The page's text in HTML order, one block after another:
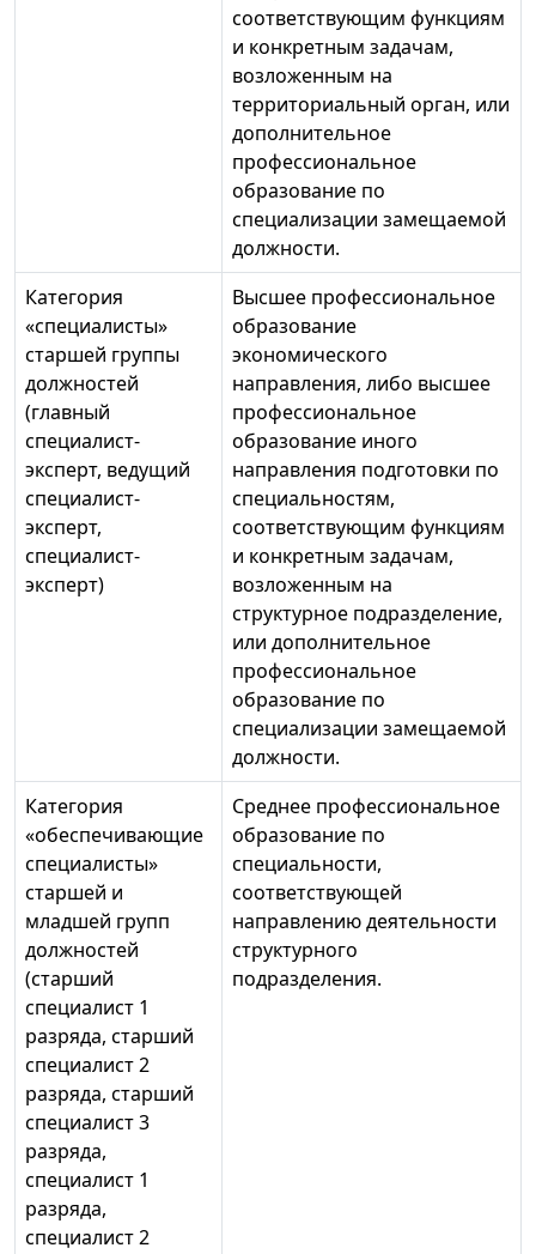
соответствующим функциям
и конкретным задачам,
возложенным на
территориальный орган, или
дополнительное
профессиональное
образование по
специализации замещаемой
должности.
Категория
«специалисты»
старшей группы
должностей
(главный
специалист-
эксперт, ведущий
специалист-
эксперт,
специалист-
эксперт)
Высшее профессиональное
образование
экономического
направления, либо высшее
профессиональное
образование иного
направления подготовки по
специальностям,
соответствующим функциям
и конкретным задачам,
возложенным на
структурное подразделение,
или дополнительное
профессиональное
образование по
специализации замещаемой
должности.
Категория
«обеспечивающие
специалисты»
старшей и
младшей групп
должностей
(старший
специалист 1
разряда, старший
специалист 2
разряда, старший
специалист 3
разряда,
специалист 1
разряда,
специалист 2
Среднее профессиональное
образование по
специальности,
соответствующей
направлению деятельности
структурного
подразделения.